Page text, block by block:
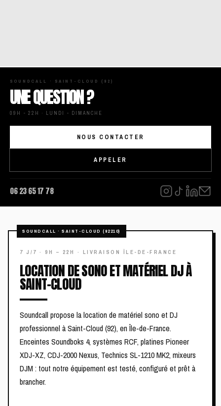
SOUNDCALL · SAINT-CLOUD (92)
UNE QUESTION ?
09H - 22H · LUNDI - DIMANCHE
NOUS CONTACTER
APPELER
06 23 65 17 78
LOCATION DE SONO ET MATÉRIEL DJ À
SAINT-CLOUD
Soundcall propose la location de matériel sono et DJ
professionnel à Saint-Cloud (92), en Île-de-France.
Enceintes Soundboks 4, systèmes RCF, platines Pioneer
XDJ-XZ, CDJ-2000 Nexus, Technics SL-1210 MK2, mixeurs
DJM : tout notre équipement est testé, configuré et prêt à
brancher.